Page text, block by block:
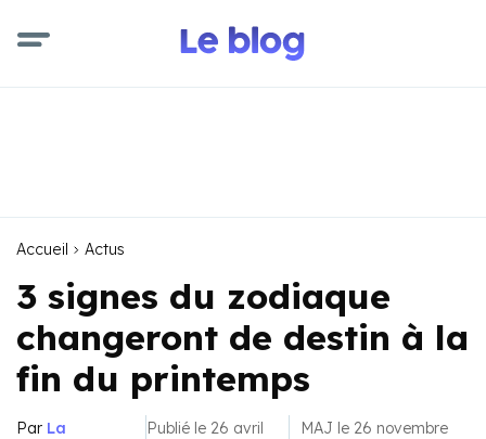
Accueil Actus
3 signes du zodiaque
changeront de destin à la
fin du printemps
Par La
Publié le 26 avril
MAJ le 26 novembre